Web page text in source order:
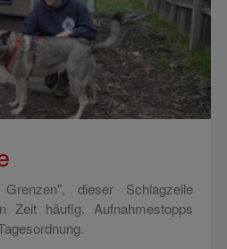
dieser Schlagzeile
Zeit häufig. Aufnahmestopps